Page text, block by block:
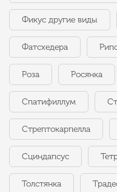
Фикус другие виды
Фатсхедера
Роза Росянка
Спатифиллум
Стрептокарпелла
Сциндапсус
Толстянка